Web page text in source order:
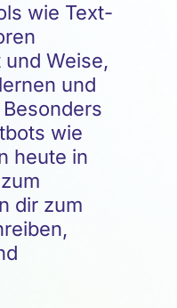
wie Text-
Weise,
und
wie
heute in
dir zum